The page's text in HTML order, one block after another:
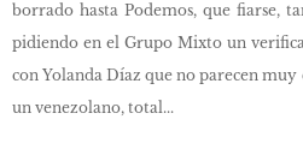
borrado hasta Podemos, que fiarse,
pidiendo en el Grupo Mixto un
con Yolanda Díaz que no parecen
un venezolano, total...